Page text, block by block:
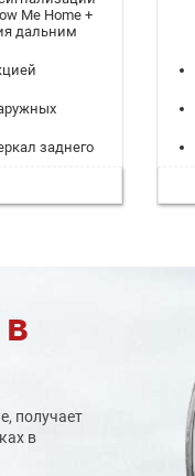
Me Home +
дальним
заднего
вида
хода
+
замка (CLT)
ряда с
сидений
в
получает
в